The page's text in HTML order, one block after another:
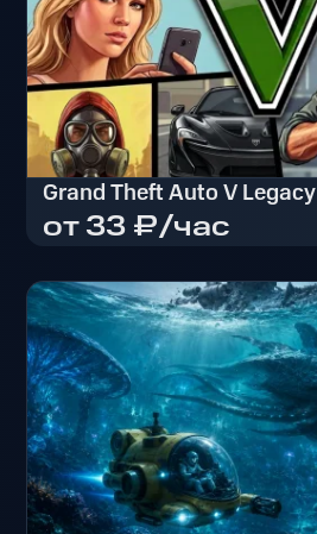
Grand Theft Auto V Legacy
от 33 ₽/час